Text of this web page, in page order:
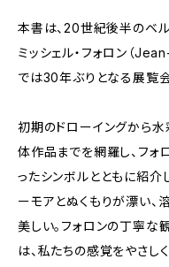
本書は、20世紀後半のベル
ミッシェル・フォロン（
では30年ぶりとなる展覧会
初期のドローイングから水
体作品までを網羅し、フォ
ったシンボルとともに紹介
ーモアとぬくもりが漂い、
美しい。フォロンの丁寧
は、私たちの感覚をやさし